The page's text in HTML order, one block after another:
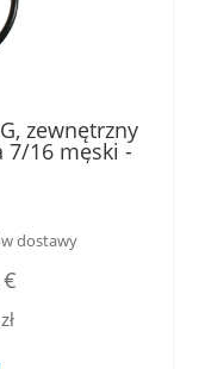
zewnętrzny
7/16 męski -
RFS
dostawy